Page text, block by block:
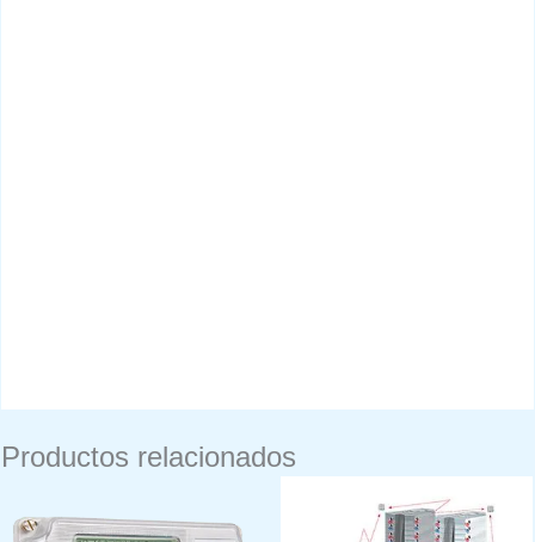
Productos relacionados